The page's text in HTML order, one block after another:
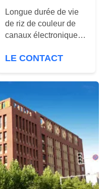
Longue durée de vie
de riz de couleur de
canaux électroniques
trieuse 4
LE CONTACT